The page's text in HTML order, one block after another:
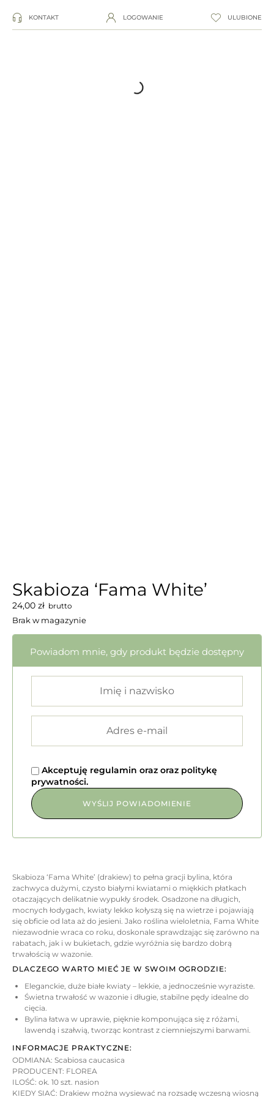
KONTAKT LOGOWANIE ULUBIONE
Skabioza ‘Fama White’
24,00 zł brutto
Brak w magazynie
Powiadom mnie, gdy produkt będzie dostępny
Akceptuję regulamin oraz oraz politykę
prywatności.
Skabioza ‘Fama White’ (drakiew) to pełna gracji bylina, która
zachwyca dużymi, czysto białymi kwiatami o miękkich płatkach
otaczających delikatnie wypukły środek. Osadzone na długich,
mocnych łodygach, kwiaty lekko kołyszą się na wietrze i pojawiają
się obficie od lata aż do jesieni. Jako roślina wieloletnia, Fama White
niezawodnie wraca co roku, doskonale sprawdzając się zarówno na
rabatach, jak i w bukietach, gdzie wyróżnia się bardzo dobrą
trwałością w wazonie.
DLACZEGO WARTO MIEĆ JE W SWOIM OGRODZIE:
Eleganckie, duże białe kwiaty – lekkie, a jednocześnie wyraziste.
Świetna trwałość w wazonie i długie, stabilne pędy idealne do
cięcia.
Bylina łatwa w uprawie, pięknie komponująca się z różami,
lawendą i szałwią, tworząc kontrast z ciemniejszymi barwami.
INFORMACJE PRAKTYCZNE:
ODMIANA: Scabiosa caucasica
PRODUCENT: FLOREA
ILOŚĆ: ok. 10 szt. nasion
KIEDY SIAĆ: Drakiew można wysiewać na rozsadę wczesną wiosną